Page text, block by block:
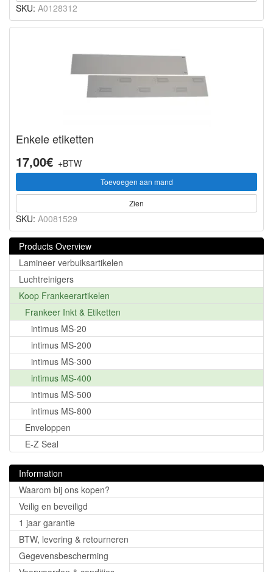
SKU: A0128312
Enkele etiketten
17,00€ +BTW
Toevoegen aan mand
Zien
SKU: A0081529
Products Overview
Lamineer verbuiksartikelen
Luchtreinigers
Koop Frankeerartikelen
Frankeer Inkt & Etiketten
intimus MS-20
intimus MS-200
intimus MS-300
intimus MS-400
intimus MS-500
intimus MS-800
Enveloppen
E-Z Seal
Information
Waarom bij ons kopen?
Veilig en beveiligd
1 jaar garantie
BTW, levering & retourneren
Gegevensbescherming